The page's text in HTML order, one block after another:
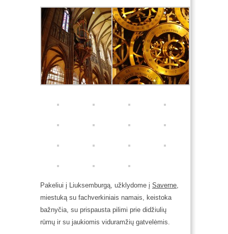
Pakeliui į Liuksemburgą, užklydome į Saverne,
miestuką su fachverkiniais namais, keistoka
bažnyčia, su prispausta pilimi prie didžiulių
rūmų ir su jaukiomis viduramžių gatvelėmis.